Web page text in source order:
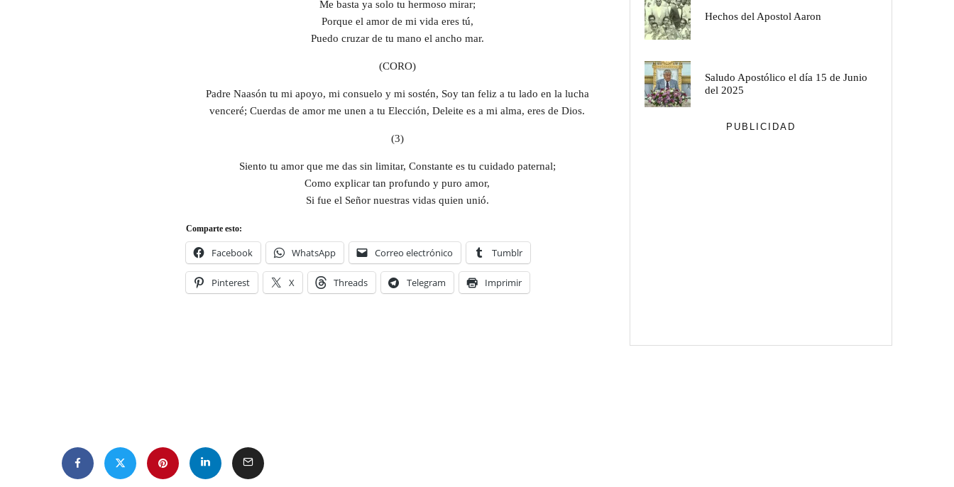
Me basta ya solo tu hermoso mirar;
Porque el amor de mi vida eres tú,
Puedo cruzar de tu mano el ancho mar.
(CORO)
Padre Naasón tu mi apoyo, mi consuelo y mi sostén, Soy tan feliz a tu lado en la lucha
venceré; Cuerdas de amor me unen a tu Elección, Deleite es a mi alma, eres de Dios.
(3)
Siento tu amor que me das sin limitar, Constante es tu cuidado paternal;
Como explicar tan profundo y puro amor,
Si fue el Señor nuestras vidas quien unió.
Comparte esto:
Facebook WhatsApp Correo electrónico Tumblr
Pinterest X Threads Telegram Imprimir
Hechos del Apostol Aaron
Saludo Apostólico el día 15 de Junio
del 2025
PUBLICIDAD